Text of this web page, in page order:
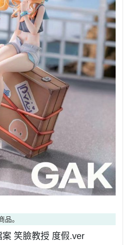
品。
案 笑臉教授 度假.ver